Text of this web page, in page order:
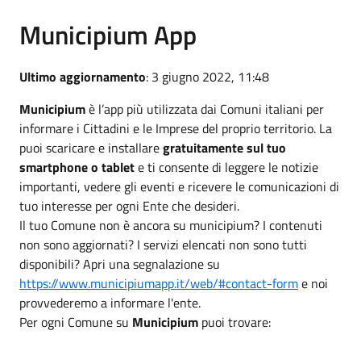
Municipium App
Ultimo aggiornamento: 3 giugno 2022, 11:48
Municipiumè l’app più utilizzata dai Comuni italiani per
informare i Cittadini e le Imprese del proprio territorio. La
puoi scaricare e installaregratuitamente sul tuo
smartphone o tablete ti consente di leggere le notizie
importanti, vedere gli eventi e ricevere le comunicazioni di
tuo interesse per ogni Ente che desideri.
Il tuo Comune non è ancora su municipium? I contenuti
non sono aggiornati? I servizi elencati non sono tutti
disponibili? Apri una segnalazione su
https://www.municipiumapp.it/web/#contact-forme noi
provvederemo a informare l'ente.
Per ogni Comune su Municipium puoi trovare: